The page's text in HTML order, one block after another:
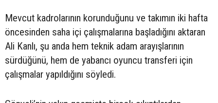
Mevcut kadrolarının korunduğunu ve takımın iki hafta
öncesinden saha içi çalışmalarına başladığını aktaran
Ali Kanlı, şu anda hem teknik adam arayışlarının
sürdüğünü, hem de yabancı oyuncu transferi için
çalışmalar yapıldığını söyledi.